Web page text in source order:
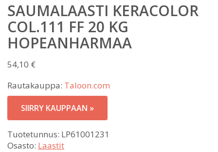
SAUMALAASTI KERACOLOR
COL.111 FF 20 KG
HOPEANHARMAA
54,10 €
Rautakauppa: Taloon.com
SIIRRY KAUPPAAN »
Tuotetunnus: LP61001231
Osasto: Laastit